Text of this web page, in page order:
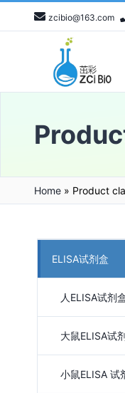
zcibio@163.com
Home » Product
ELISA试剂盒
人ELISA试剂
大鼠ELISA试
小鼠ELISA 试